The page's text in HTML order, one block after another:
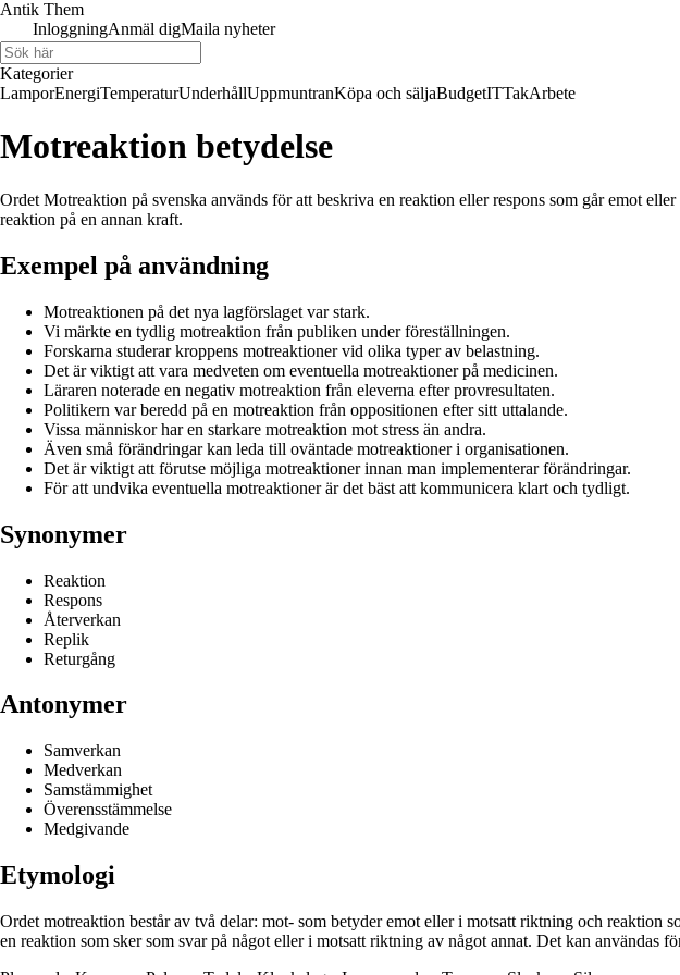
Antik Them
InloggningAnmäl digMaila nyheter
Kategorier
LamporEnergiTemperaturUnderhållUppmuntranKöpa och säljaBudgetITTakArbete
Motreaktion betydelse
Ordet Motreaktion på svenska används för att beskriva en reaktion eller respons som går emot
reaktion på en annan kraft.
Exempel på användning
Motreaktionen på det nya lagförslaget var stark.
Vi märkte en tydlig motreaktion från publiken under föreställningen.
Forskarna studerar kroppens motreaktioner vid olika typer av belastning.
Det är viktigt att vara medveten om eventuella motreaktioner på medicinen.
Läraren noterade en negativ motreaktion från eleverna efter provresultaten.
Politikern var beredd på en motreaktion från oppositionen efter sitt uttalande.
Vissa människor har en starkare motreaktion mot stress än andra.
Även små förändringar kan leda till oväntade motreaktioner i organisationen.
Det är viktigt att förutse möjliga motreaktioner innan man implementerar förändringar.
För att undvika eventuella motreaktioner är det bäst att kommunicera klart och tydligt.
Synonymer
Reaktion
Respons
Återverkan
Replik
Returgång
Antonymer
Samverkan
Medverkan
Samstämmighet
Överensstämmelse
Medgivande
Etymologi
Ordet motreaktion består av två delar: mot- som betyder emot eller i motsatt riktning och reaktion
en reaktion som sker som svar på något eller i motsatt riktning av något annat. Det kan användas